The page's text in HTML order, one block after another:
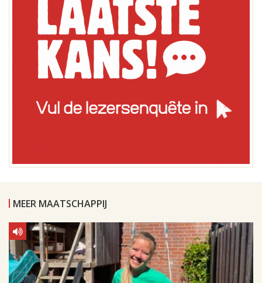
MEER MAATSCHAPPIJ